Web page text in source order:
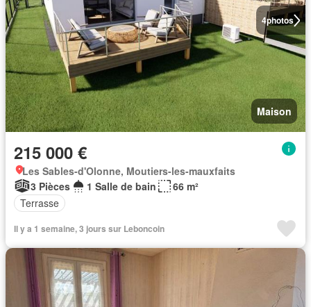
4photos
Maison
215 000 €
Les Sables-d'Olonne, Moutiers-les-mauxfaits
3 Pièces
1 Salle de bain
66 m²
Terrasse
Il y a 1 semaine, 3 jours sur Leboncoin